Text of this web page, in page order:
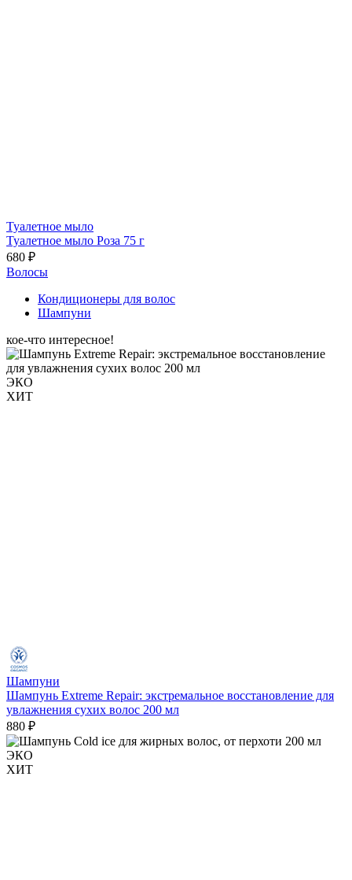
Туалетное мыло
Туалетное мыло Роза 75 г
680 ₽
Волосы
Кондиционеры для волос
Шампуни
кое-что интересное!
ЭКО
ХИТ
Шампуни
Шампунь Extreme Repair: экстремальное восстановление для
увлажнения сухих волос 200 мл
880 ₽
ЭКО
ХИТ